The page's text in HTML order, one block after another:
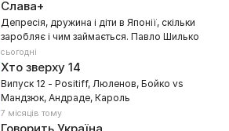
Слава+
Депресія, дружина і діти в Японії, скільки
заробляє і чим займається. Павло Шилько
сьогодні
Хто зверху14
Випуск 12 - Positiff, Люленов, Бойко vs
Мандзюк, Андраде, Кароль
7 місяців тому